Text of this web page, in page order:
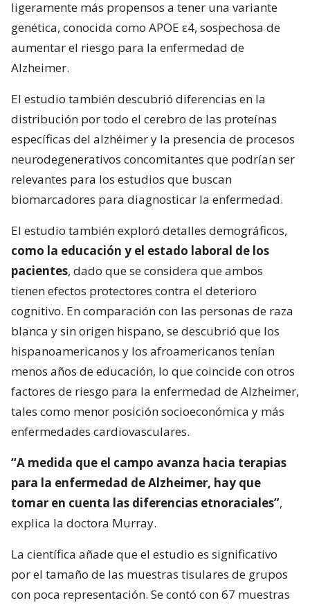
ligeramente más propensos a tener una variante
genética, conocida como APOE ε4, sospechosa de
aumentar el riesgo para la enfermedad de
Alzheimer.
El estudio también descubrió diferencias en la
distribución por todo el cerebro de las proteínas
específicas del alzhéimer y la presencia de procesos
neurodegenerativos concomitantes que podrían ser
relevantes para los estudios que buscan
biomarcadores para diagnosticar la enfermedad.
El estudio también exploró detalles demográficos,
como la educación y el estado laboral de los
pacientes, dado que se considera que ambos
tienen efectos protectores contra el deterioro
cognitivo. En comparación con las personas de raza
blanca y sin origen hispano, se descubrió que los
hispanoamericanos y los afroamericanos tenían
menos años de educación, lo que coincide con otros
factores de riesgo para la enfermedad de Alzheimer,
tales como menor posición socioeconómica y más
enfermedades cardiovasculares.
“A medida que el campo avanza hacia terapias
para la enfermedad de Alzheimer, hay que
tomar en cuenta las diferencias etnoraciales”,
explica la doctora Murray.
La científica añade que el estudio es significativo
por el tamaño de las muestras tisulares de grupos
con poca representación. Se contó con 67 muestras